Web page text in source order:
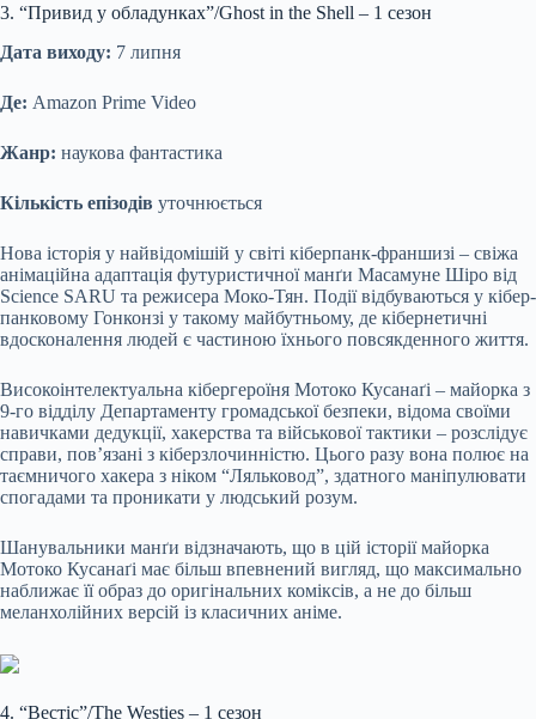
3. “Привид у обладунках”/Ghost in the Shell – 1 сезон
Дата виходу: 7 липня
Де: Amazon Prime Video
Жанр: наукова фантастика
Кількість епізодів уточнюється
Нова історія у найвідомішій у світі кіберпанк-франшизі – свіжа
анімаційна адаптація футуристичної манґи Масамуне Шіро від
Science SARU та режисера Моко-Тян. Події відбуваються у кібер-
панковому Гонконзі у такому майбутньому, де кібернетичні
вдосконалення людей є частиною їхнього повсякденного життя.
Високоінтелектуальна кібергероїня Мотоко Кусанаґі – майорка з
9-го відділу Департаменту громадської безпеки, відома своїми
навичками дедукції, хакерства та військової тактики – розслідує
справи, пов’язані з кіберзлочинністю. Цього разу вона полює на
таємничого хакера з ніком “Ляльковод”, здатного маніпулювати
спогадами та проникати у людський розум.
Шанувальники манґи відзначають, що в цій історії майорка
Мотоко Кусанаґі має більш впевнений вигляд, що максимально
наближає її образ до оригінальних коміксів, а не до більш
меланхолійних версій із класичних аніме.
4. “Вестіс”/The Westies – 1 сезон